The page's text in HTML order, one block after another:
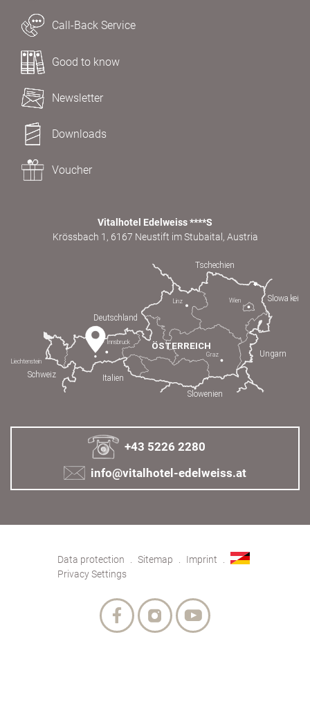
Call-Back Service
Good to know
Newsletter
Downloads
Voucher
Vitalhotel Edelweiss ****S
Krössbach 1, 6167 Neustift im Stubaital, Austria
+43 5226 2280
info@vitalhotel-edelweiss.at
Data protection Sitemap
Imprint
Privacy Settings